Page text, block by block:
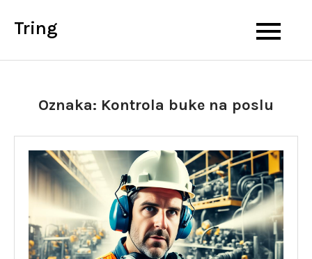
Tring
Oznaka: Kontrola buke na poslu